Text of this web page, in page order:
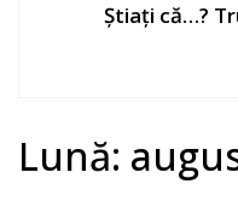
Știați că…?
Lună: